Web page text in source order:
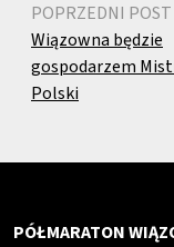
POPRZEDNI POST
Wiązowna będzie
gospodarzem
Polski
PÓŁMARATON